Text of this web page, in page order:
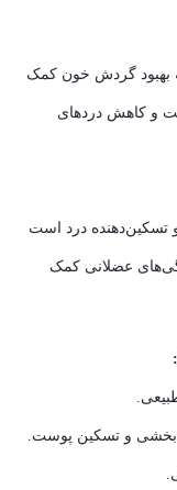
بهبود گردش خون کمک
و کاهش دردهای
تسکین‌دهنده درد است
عضلانی کمک
و تسکین پوست.